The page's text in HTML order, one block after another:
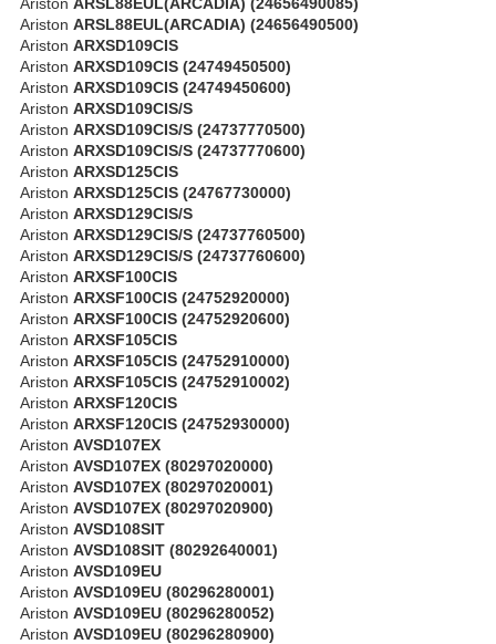
Ariston ARSL88EUL(ARCADIA) (24656490500)
Ariston ARXSD109CIS
Ariston ARXSD109CIS (24749450500)
Ariston ARXSD109CIS (24749450600)
Ariston ARXSD109CIS/S
Ariston ARXSD109CIS/S (24737770500)
Ariston ARXSD109CIS/S (24737770600)
Ariston ARXSD125CIS
Ariston ARXSD125CIS (24767730000)
Ariston ARXSD129CIS/S
Ariston ARXSD129CIS/S (24737760500)
Ariston ARXSD129CIS/S (24737760600)
Ariston ARXSF100CIS
Ariston ARXSF100CIS (24752920000)
Ariston ARXSF100CIS (24752920600)
Ariston ARXSF105CIS
Ariston ARXSF105CIS (24752910000)
Ariston ARXSF105CIS (24752910002)
Ariston ARXSF120CIS
Ariston ARXSF120CIS (24752930000)
Ariston AVSD107EX
Ariston AVSD107EX (80297020000)
Ariston AVSD107EX (80297020001)
Ariston AVSD107EX (80297020900)
Ariston AVSD108SIT
Ariston AVSD108SIT (80292640001)
Ariston AVSD109EU
Ariston AVSD109EU (80296280001)
Ariston AVSD109EU (80296280052)
Ariston AVSD109EU (80296280900)